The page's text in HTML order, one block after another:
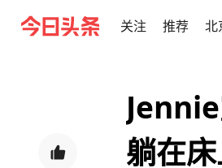
关注 推荐 北
躺在